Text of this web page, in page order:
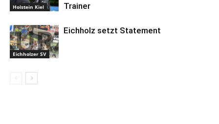
Holstein Kiel
Trainer
Eichholzer SV
Eichholz setzt Statement